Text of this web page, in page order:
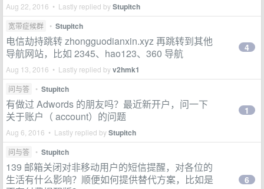
Aug 22, 2016 • Lastly replied byStupitch
宽带症候群 • Stupitch
电信劫持跳转 zhongguodianxin.xyz 再跳转到其他
导航网站，比如 2345、hao123、360 导航
Aug 13, 2016 • Lastly replied byv2hmk1
4
问与答 • Stupitch
有做过 Adwords 的朋友吗？最近新开户，问一下
关于账户（ account）的问题
Aug 6, 2016 • Lastly replied byStupitch
1
问与答 • Stupitch
139 邮箱关闭对非移动用户的短信提醒，对各位的
生活有什么影响？顺便如何提供替代方案，比如是
6